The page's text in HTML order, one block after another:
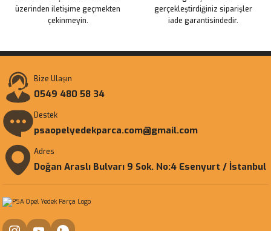
üzerinden iletişime geçmekten
çekinmeyin.
gerçekleştirdiğiniz siparişler
iade garantisindedir.
Bize Ulaşın
0549 480 58 34
Destek
psaopelyedekparca.com@gmail.com
Adres
Doğan Araslı Bulvarı 9 Sok. No:4 Esenyurt / İstanbul